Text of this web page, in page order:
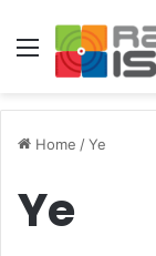
Menu
Home /Ye
Ye